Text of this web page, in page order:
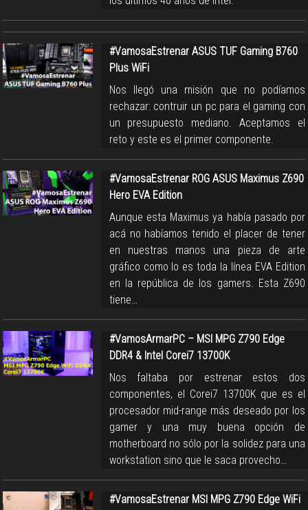
#VamosaEstrenar ASUS TUF Gaming B760
Plus WiFi
Nos llegó una misión que no podíamos
rechazar: contruir un pc para el gaming con
un presupuesto mediano. Aceptamos el
reto y este es el primer componente.
#VamosaEstrenar ROG ASUS Maximus Z690
Hero EVA Edition
Aunque esta Maximus ya había pasado por
acá no habíamos tenido el placer de tener
en nuestras manos una pieza de arte
gráfico como lo es toda la línea EVA Edition
en la república de los gamers. Esta Z690
tiene…
#VamosArmarPC – MSI MPG Z790 Edge
DDR4 & Intel Corei7 13700K
Nos faltaba por estrenar estos dos
componentes, el Corei7 13700K que es el
procesador mid-range más deseado por los
gamer y una muy buena opción de
motherboard no sólo por la solidez para una
workstation sino que le saca provecho…
#VamosaEstrenar MSI MPG Z790 Edge WiFi